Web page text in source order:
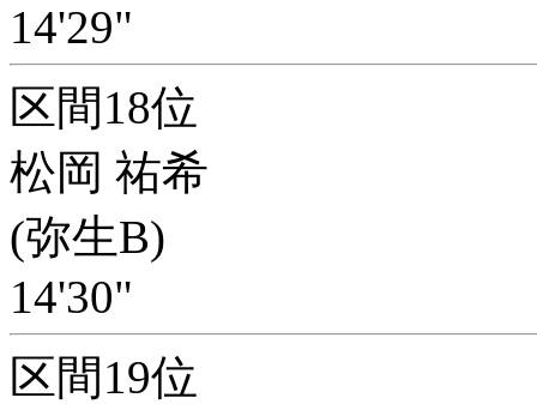
14'29"
区間18位
松岡 祐希
(弥生B)
14'30"
区間19位